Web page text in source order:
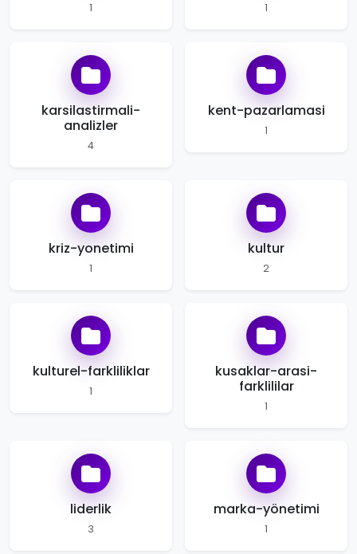
1 1
karsilastirmali-
analizler
4
kent-pazarlamasi
1
kriz-yonetimi
1
kultur
2
kulturel-farkliliklar
1
kusaklar-arasi-
farklililar
1
liderlik
3
marka-yönetimi
1